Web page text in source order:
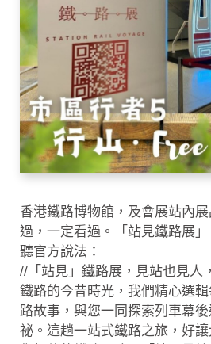
香港鐵路博物館，及會展站內
過，一定看過。「站見鐵路展
聽官方說法：
//「站見」鐵路展，見站也見人
鐵路的今昔時光，我們精心選
路故事，與您一同探索列車幕
祕。這趟一站式鐵路之旅，好